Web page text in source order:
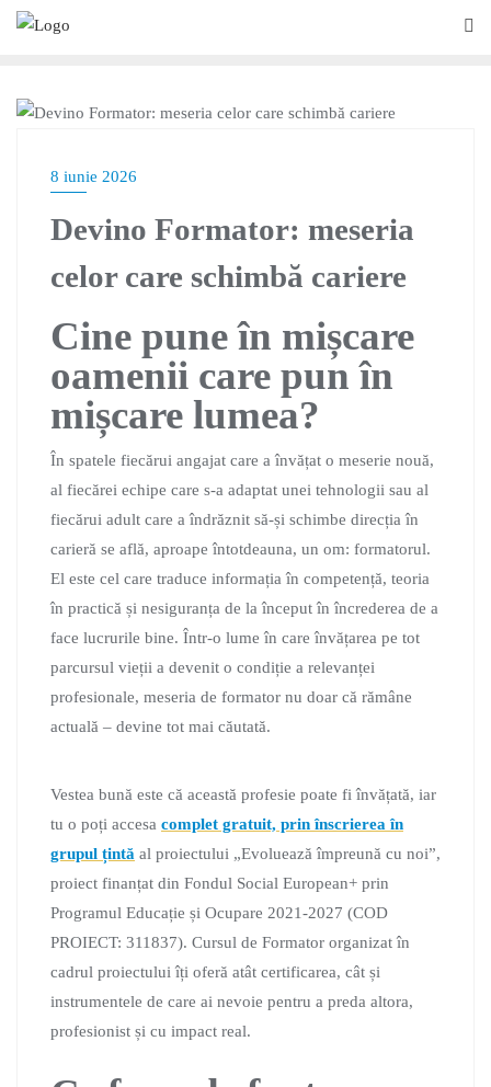
8 iunie 2026
Devino Formator: meseria
celor care schimbă cariere
Cine pune în mișcare
oamenii care pun în
mișcare lumea?
În spatele fiecărui angajat care a învățat o meserie nouă,
al fiecărei echipe care s-a adaptat unei tehnologii sau al
fiecărui adult care a îndrăznit să-și schimbe direcția în
carieră se află, aproape întotdeauna, un om: formatorul.
El este cel care traduce informația în competență, teoria
în practică și nesiguranța de la început în încrederea de a
face lucrurile bine. Într-o lume în care învățarea pe tot
parcursul vieții a devenit o condiție a relevanței
profesionale, meseria de formator nu doar că rămâne
actuală – devine tot mai căutată.
Vestea bună este că această profesie poate fi învățată, iar
tu o poți accesa complet gratuit, prin înscrierea în
grupul țintă al proiectului „Evoluează împreună cu noi”,
proiect finanțat din Fondul Social European+ prin
Programul Educație și Ocupare 2021-2027 (COD
PROIECT: 311837). Cursul de Formator organizat în
cadrul proiectului îți oferă atât certificarea, cât și
instrumentele de care ai nevoie pentru a preda altora,
profesionist și cu impact real.